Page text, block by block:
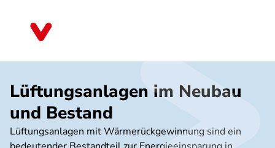
Lüftungsanlagen im Neubau
und Bestand
Lüftungsanlagen mit Wärmerückgewinnung sind ein